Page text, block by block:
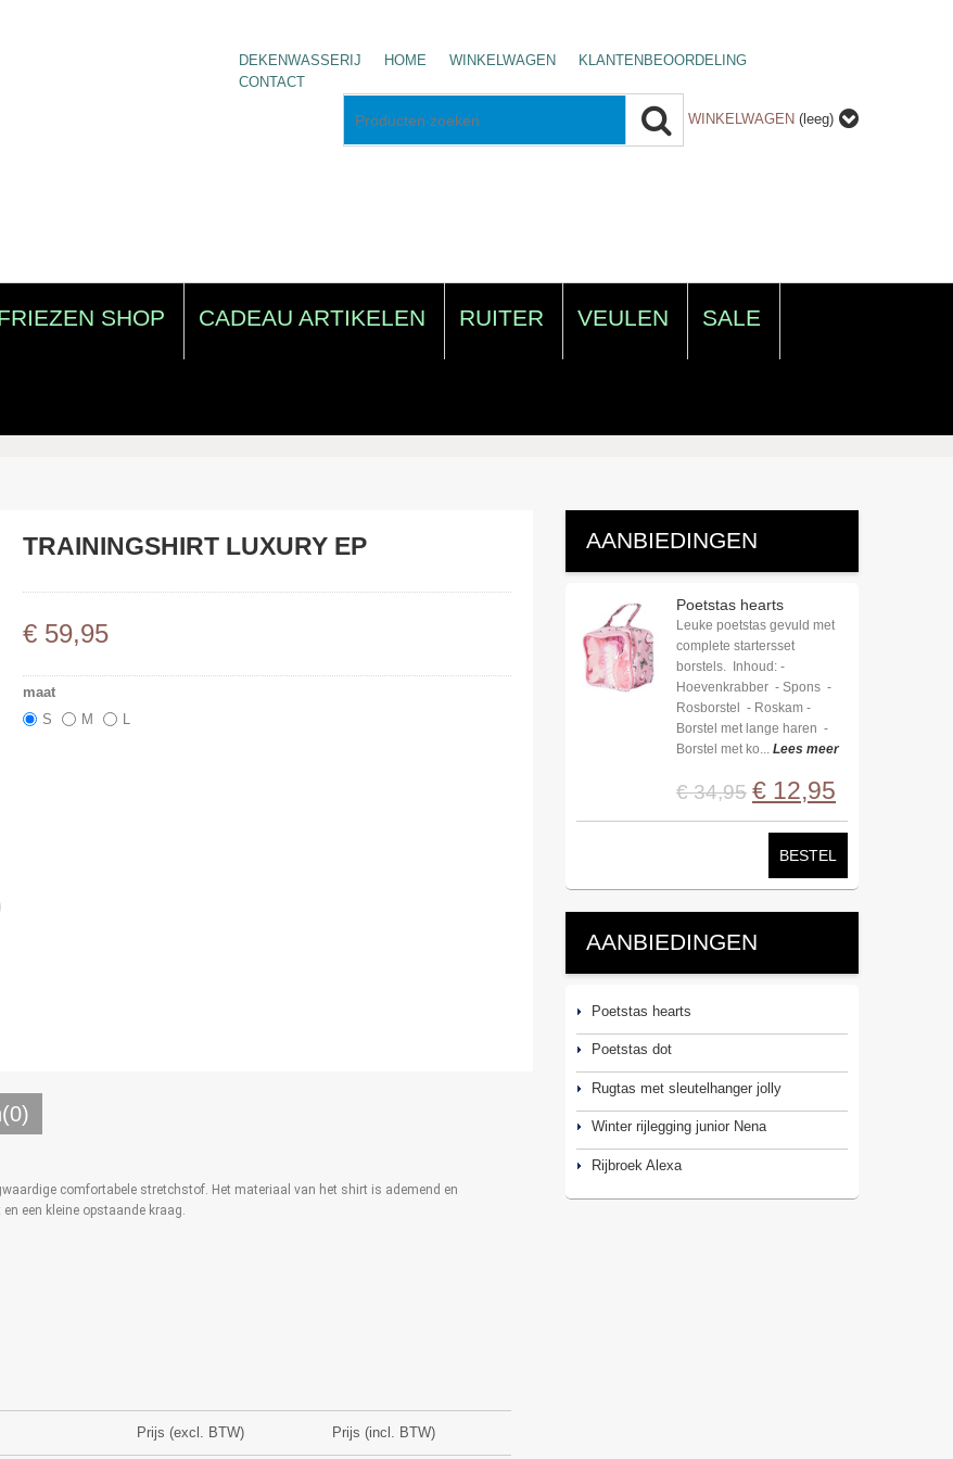
DEKENWASSERIJ HOME WINKELWAGEN
KLANTENBEOORDELING
CONTACT
WINKELWAGEN (leeg)
SHOP CADEAU ARTIKELEN RUITER VEULEN SALE
TRAININGSHIRT LUXURY EP
€ 59,95
maat
S
M L
comfortabele stretchstof. Het materiaal van het shirt is ademend en
een kleine opstaande kraag.
Prijs (excl. BTW) Prijs (incl. BTW)
AANBIEDINGEN
Poetstas dot
6-delige poetstas voorzien
van strikjes-versiering.
Inhoud: - Spons - Borstel
korte haren - Borstel lange
haren - Rosborstel -
Hoevenkrabber - Mane...
Lees meer
€ 34,95 € 12,95
BESTEL
AANBIEDINGEN
Poetstas hearts
Poetstas dot
Rugtas met sleutelhanger jolly
Winter rijlegging junior Nena
Rijbroek Alexa